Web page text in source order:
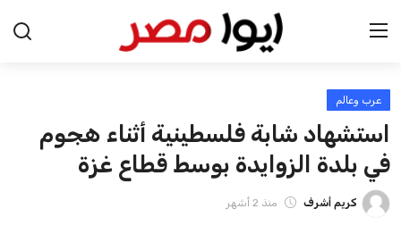
الرئيسية
اخبار مصر
عرب وعالم
عرب وعالم
استشهاد شابة فلسطينية أثناء هجوم
في بلدة الزوايدة بوسط قطاع غزة
كريم أشرف منذ 2 أشهر